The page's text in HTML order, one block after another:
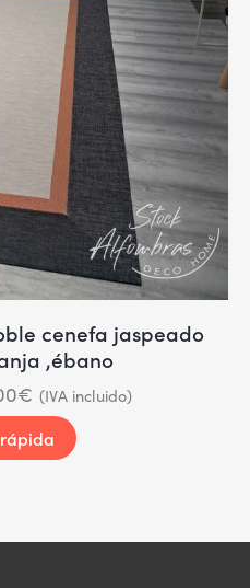
cenefa jaspeado
,ébano
€ (IVA incluido)